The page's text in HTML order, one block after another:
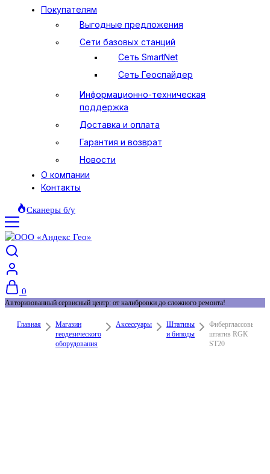
Покупателям
Выгодные предложения
Сети базовых станций
Сеть SmartNet
Сеть Геоспайдер
Информационно-техническая
поддержка
Доставка и оплата
Гарантия и возврат
Новости
О компании
Контакты
Сканеры б/у
0
Авторизованный сервисный центр: от калибровки до сложного ремонта!
Главная
Магазин
геодезического
оборудования
Аксессуары
Штативы
и биподы
Фиберглассовый
штатив RGK
ST20